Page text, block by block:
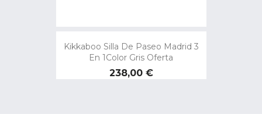
Kikkaboo Silla De Paseo Madrid 3
En 1Color Gris Oferta
Precio
238,00 €